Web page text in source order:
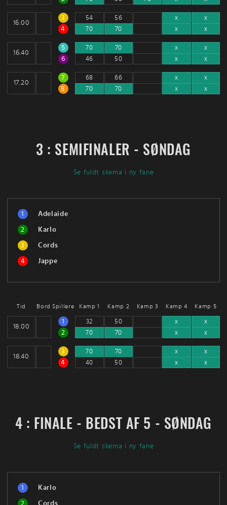
16.00
3
4
54
70
56
70
x
x
x
x
16.40
5
6
70
46
70
50
x
x
x
x
17.20
7
8
68
70
66
70
x
x
x
x
3 : SEMIFINALER - SØNDAG
Se fuldt skema i ny fane
1
Adelaide
2
Karlo
3
Cords
4
Jappe
Tid Bord Spillere Kamp 1 Kamp 2 Kamp 3 Kamp 4 Kamp 5
18.00
1
2
32
70
50
70
x
x
x
x
18.40
3
4
70
40
70
50
x
x
x
x
4 : FINALE - BEDST AF 5 - SØNDAG
Se fuldt skema i ny fane
1
Karlo